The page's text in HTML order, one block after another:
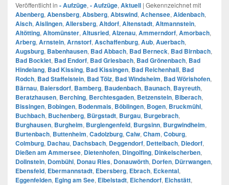
Veröffentlicht in - Aufzüge, - Aufzüge, Aktuell | Gekennzeichnet mit
Abenberg, Abensberg, Absberg, Abtswind, Achensee, Aidenbach,
Aisch, Aislingen, Allersberg, Altdorf, Altenstadt, Altmannstein,
Altötting, Altomünster, Altusried, Alzenau, Ammerndorf, Amorbach,
Arberg, Arnstein, Arnstorf, Aschaffenburg, Aub, Auerbach,
Augsburg, Babenhausen, Bad Abbach, Bad Berneck, Bad Birnbach,
Bad Bocklet, Bad Endorf, Bad Griesbach, Bad Grönenbach, Bad
Hindelang, Bad Kissing, Bad Kissingen, Bad Reichenhall, Bad
Rodch, Bad Staffelstein, Bad Tölz, Bad Windsheim, Bad Wörishofen,
Bärnau, Baiersdorf, Bamberg, Baudenbach, Baunach, Bayreuth,
Beratzhausen, Berching, Berchtesgaden, Betzenstein, Biberach,
Bissingen, Bobingen, Bodenmais, Böblingen, Bogen, Bruckmühl,
Buchbach, Buchenberg, Bürgstadt, Burgau, Burgebrach,
Burghausen, Burgheim, Burglengenfeld, Burgsinn, Burgwindheim,
Burtenbach, Buttenheim, Cadolzburg, Calw, Cham, Coburg,
Colmburg, Dachau, Dachsbach, Deggendorf, Dettelbach, Diedorf,
Dießen am Ammersee, Dietenhofen, Dingolfing, Dinkelscherben,
Dollnstein, Dombühl, Donau Ries, Donauwörth, Dorfen, Dürrwangen,
Ebensfeld, Ebermannstadt, Ebersberg, Ebrach, Eckental,
Eggenfelden, Eging am See, Eibelstadt, Eichendorf, Eichstätt,